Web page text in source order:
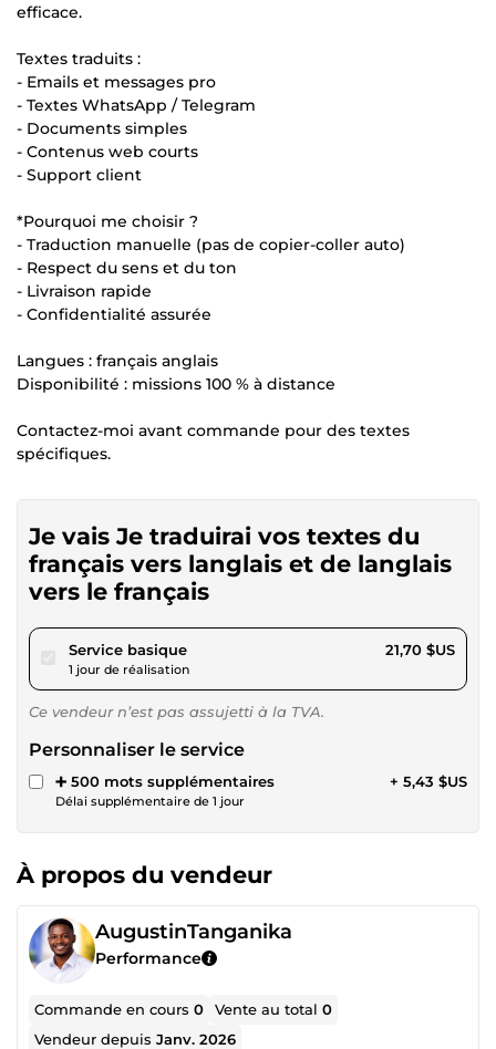
efficace.
Textes traduits :
- Emails et messages pro
- Textes WhatsApp / Telegram
- Documents simples
- Contenus web courts
- Support client
*Pourquoi me choisir ?
- Traduction manuelle (pas de copier-coller auto)
- Respect du sens et du ton
- Livraison rapide
- Confidentialité assurée
Langues : français anglais
Disponibilité : missions 100 % à distance
Contactez-moi avant commande pour des textes
spécifiques.
Je vais Je traduirai vos textes du
français vers langlais et de langlais
vers le français
Service basiquepour 20,00 $US
1 jour de réalisation
21,70 $US
Ce vendeur n’est pas assujetti à la TVA.
Personnaliser le service
➕ 500 mots supplémentaires
Délai supplémentaire de 1 jour
+ 5,43 $US
À propos du vendeur
AugustinTanganika
Performance
Commande en cours0 Vente au total0
Vendeur depuisJanv. 2026